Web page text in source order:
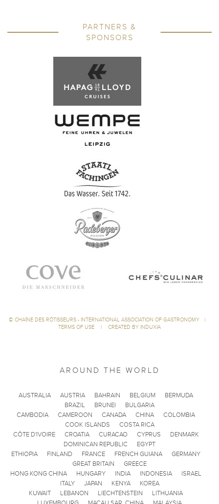
PARTNERS &
SPONSORS
© CHAÎNE DES RÔTISSEURS - INTERNATIONAL ASSOCIATION OF GASTRONOMY
|
TERMS OF USE
| CREATED BY INDUXIA
AROUND THE WORLD
AUSTRALIA AUSTRIA BAHRAIN BELGIUM
BERMUDA
BRAZIL
BRUNEI
BULGARIA
CAMBODIA
CAMEROON CANADA CHINA
COLOMBIA
COOK ISLANDS
COSTA RICA
CÔTE D'IVOIRE
CROATIA CURACAO CYPRUS
DENMARK
DOMINICAN REPUBLIC
EGYPT
ETHIOPIA
FINLAND FRANCE FRENCH GUIANA
GERMANY
GREAT BRITAIN
GREECE
HONG KONG CHINA
HUNGARY INDIA INDONESIA
ISRAEL
ITALY
JAPAN KENYA
KOREA
KUWAIT
LEBANON LIECHTENSTEIN
LITHUANIA